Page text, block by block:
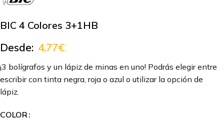
BIC 4 Colores 3+1HB
Desde: 4,77€
¡3 bolígrafos y un lápiz de minas en uno! Podrás elegir entre
escribir con tinta negra, roja o azul o utilizar la opción de
lápiz.
COLOR